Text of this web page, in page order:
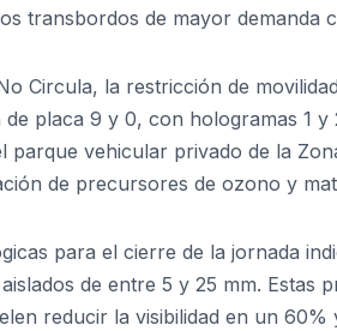
transbordos de mayor demanda
Circula, la restricción de
placa 9 y 0, con hologramas 1 y
parque vehicular privado de la
de precursores de ozono y
para el cierre de la jornada
de entre 5 y 25 mm. Estas
reducir la visibilidad en un